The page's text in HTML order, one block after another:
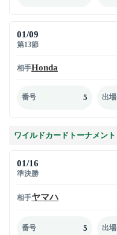
01/09
第13節
相手Honda
番号 5 出場
ワイルドカードトーナメント
01/16
準決勝
相手ヤマハ
番号 5 出場